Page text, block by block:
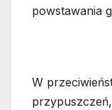
powstawania
W